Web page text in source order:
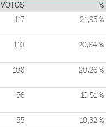
VOTOS %
117 21,95 %
110 20,64 %
108 20,26 %
56 10,51 %
55 10,32 %